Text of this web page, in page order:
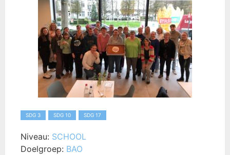
SDG 3 SDG 10 SDG 17
Niveau: SCHOOL
Doelgroep: BAO